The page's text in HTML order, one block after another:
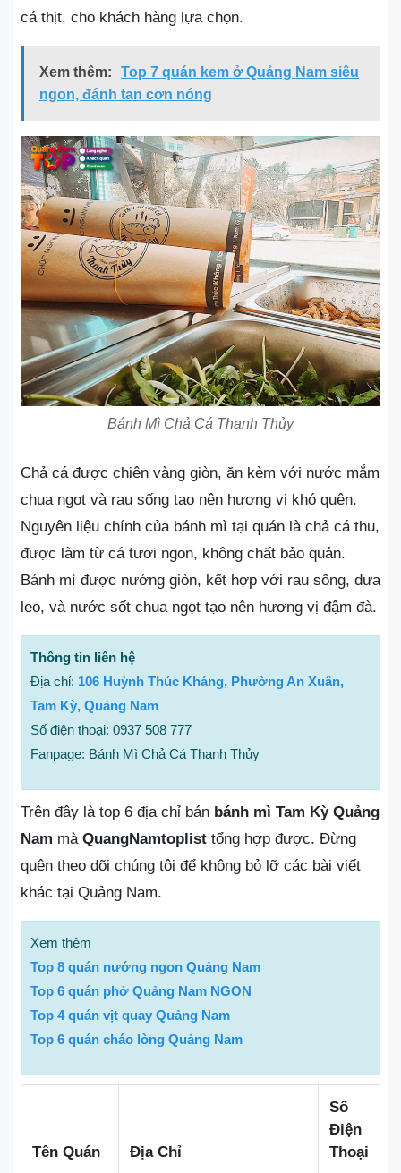
cá thịt, cho khách hàng lựa chọn.
Xem thêm:
Top 7 quán kem ở Quảng Nam siêu
ngon, đánh tan cơn nóng
Bánh Mì Chả Cá Thanh Thủy
Chả cá được chiên vàng giòn, ăn kèm với nước mắm
chua ngọt và rau sống tạo nên hương vị khó quên.
Nguyên liệu chính của bánh mì tại quán là chả cá thu,
được làm từ cá tươi ngon, không chất bảo quản.
Bánh mì được nướng giòn, kết hợp với rau sống, dưa
leo, và nước sốt chua ngọt tạo nên hương vị đậm đà.
Thông tin liên hệ
Địa chỉ: 106 Huỳnh Thúc Kháng, Phường An Xuân,
Tam Kỳ, Quảng Nam
Số điện thoại: 0937 508 777
Fanpage: Bánh Mì Chả Cá Thanh Thủy
Trên đây là top 6 địa chỉ bán bánh mì Tam Kỳ Quảng
Nam mà QuangNamtoplist tổng hợp được. Đừng
quên theo dõi chúng tôi để không bỏ lỡ các bài viết
khác tại Quảng Nam.
Xem thêm
Top 8 quán nướng ngon Quảng Nam
Top 6 quán phở Quảng Nam NGON
Top 4 quán vịt quay Quảng Nam
Top 6 quán cháo lòng Quảng Nam
Tên Quán Địa Chỉ
Số
Điện
Thoại